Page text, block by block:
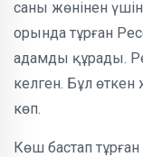
саны жөнінен
орында тұрған
адамды құрады.
келген. Бұл
көп.
Көш бастап